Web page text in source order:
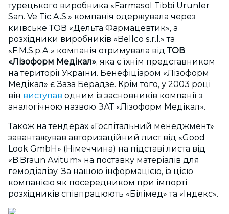
турецького виробника «Farmasol Tibbi Urunler
San. Ve Tic.A.S.» компанія одержувала через
київське ТОВ «Дельта Фармацевтик», а
розхідники виробників «Bellco s.r.l.» та
«F.M.S.p.A.» компанія отримувала відТОВ
«Лізоформ Медікал», яка є їхнім представником
на території України. Бенефіціаром «Лізоформ
Медікал» є Заза Берадзе. Крім того, у 2003 році
він виступав одним із засновників компанії з
аналогічною назвою ЗАТ «Лізоформ Медікал».
Також на тендерах «Госпітальний менеджмент»
завантажував авторизаційний лист від «Good
Look GmbH» (Німеччина) на підставі листа від
«B.Braun Avitum» на поставку матеріалів для
гемодіалізу. За нашою інформацією, із цією
компанією як посередником при імпорті
розхідників співпрацюють «Білімед» та «Індекс».